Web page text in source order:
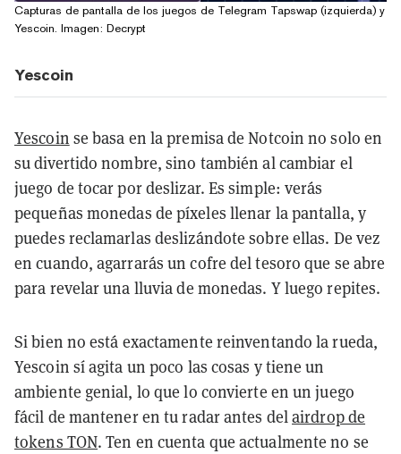
Capturas de pantalla de los juegos de Telegram Tapswap (izquierda) y
Yescoin. Imagen: Decrypt
Yescoin
Yescoin se basa en la premisa de Notcoin no solo en
su divertido nombre, sino también al cambiar el
juego de tocar por deslizar. Es simple: verás
pequeñas monedas de píxeles llenar la pantalla, y
puedes reclamarlas deslizándote sobre ellas. De vez
en cuando, agarrarás un cofre del tesoro que se abre
para revelar una lluvia de monedas. Y luego repites.
Si bien no está exactamente reinventando la rueda,
Yescoin sí agita un poco las cosas y tiene un
ambiente genial, lo que lo convierte en un juego
fácil de mantener en tu radar antes delairdrop de
tokens TON. Ten en cuenta que actualmente no se